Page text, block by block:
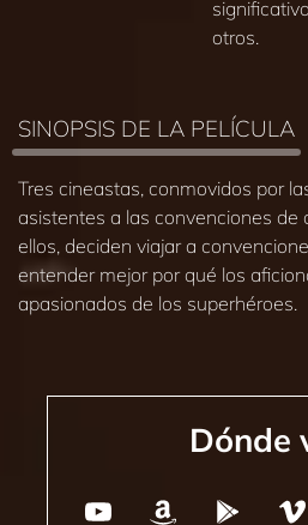
otros.
SINOPSIS DE LA PELÍCULA
Tres cineastas, conmovidos por
asistentes a las convenciones de
ellos, deciden viajar a
entender mejor por qué los
apasionados de los superhéroes.
Dónde